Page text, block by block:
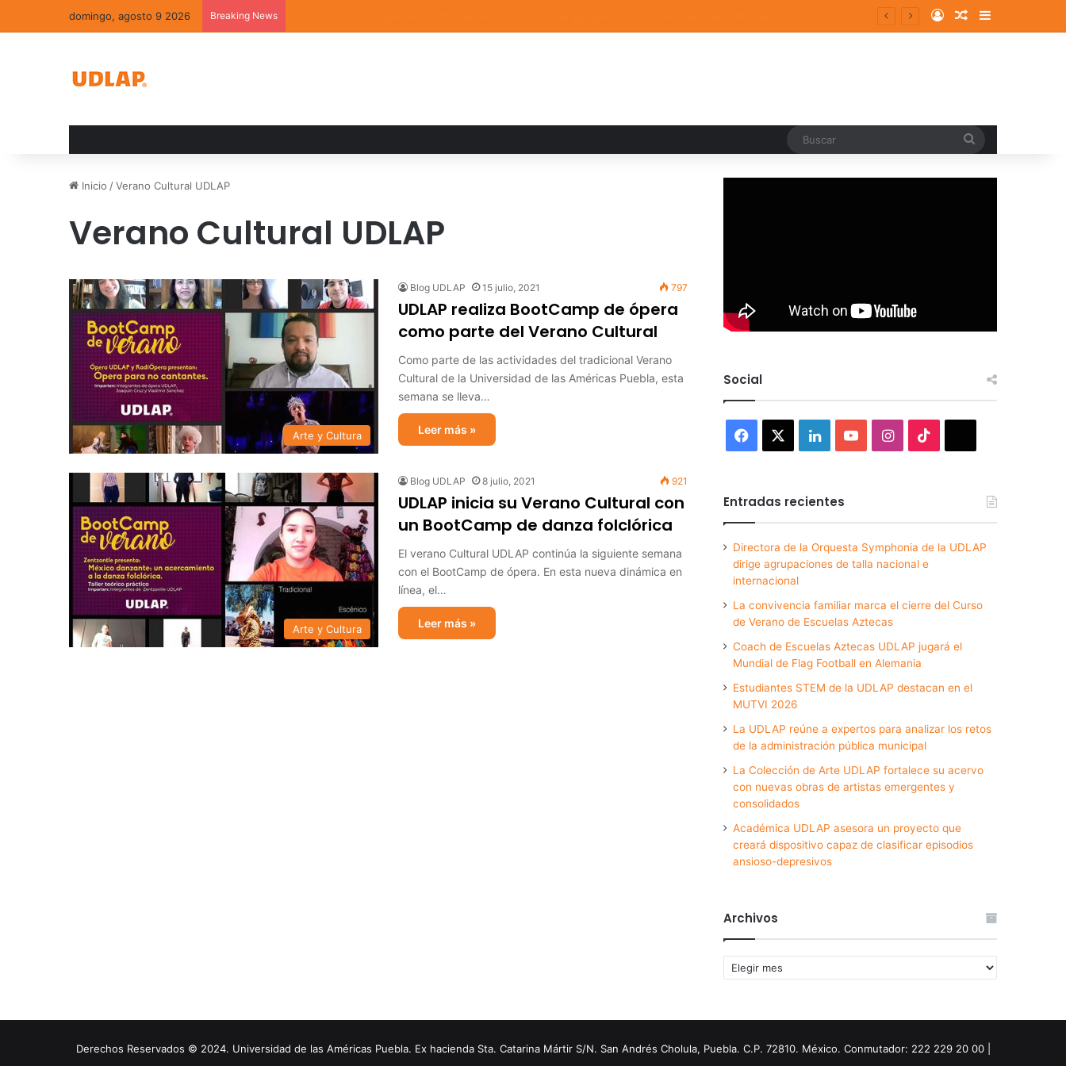
domingo, agosto 9 2026 Breaking News Log InRandom Article
Sidebar
Inicio /Verano Cultural UDLAP
Verano Cultural UDLAP
Arte y Cultura
Blog UDLAP 15 julio, 2021 797
UDLAP realiza BootCamp de ópera
como parte del Verano Cultural
Como parte de las actividades del tradicional Verano
Cultural de la Universidad de las Américas Puebla, esta
semana se lleva…
Leer más »
Arte y Cultura
Blog UDLAP 8 julio, 2021 921
UDLAP inicia su Verano Cultural con
un BootCamp de danza folclórica
El verano Cultural UDLAP continúa la siguiente semana
con el BootCamp de ópera. En esta nueva dinámica en
línea, el…
Leer más »
Social
Facebook LinkedInYouTubeInstagram
Entradas recientes
Directora de la Orquesta Symphonia de la UDLAP
dirige agrupaciones de talla nacional e
internacional
La convivencia familiar marca el cierre del Curso
de Verano de Escuelas Aztecas
Coach de Escuelas Aztecas UDLAP jugará el
Mundial de Flag Football en Alemania
Estudiantes STEM de la UDLAP destacan en el
MUTVI 2026
La UDLAP reúne a expertos para analizar los retos
de la administración pública municipal
La Colección de Arte UDLAP fortalece su acervo
con nuevas obras de artistas emergentes y
consolidados
Académica UDLAP asesora un proyecto que
creará dispositivo capaz de clasificar episodios
ansioso-depresivos
Archivos
Archivos
Derechos Reservados © 2024. Universidad de las Américas Puebla. Ex hacienda Sta. Catarina Mártir S/N. San Andrés Cholula, Puebla. C.P. 72810. México. Conmutador: 222 229 20 00 |